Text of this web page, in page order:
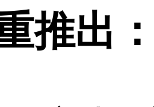
推出